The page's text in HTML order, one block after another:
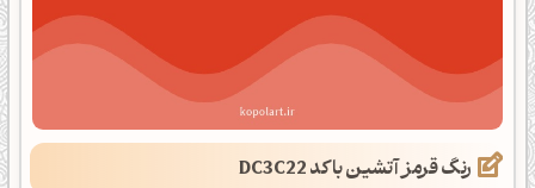
رنگ قرمز آتشین با کد DC3C22